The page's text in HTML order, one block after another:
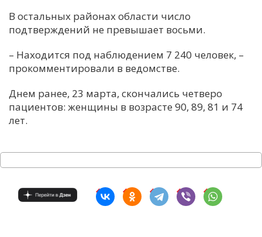
С
Т
У
Х
В остальных районах области число
подтверждений не превышает восьми.
– Находится под наблюдением 7 240 человек, –
прокомментировали в ведомстве.
Днем ранее, 23 марта, скончались четверо
пациентов: женщины в возрасте 90, 89, 81 и 74
лет.